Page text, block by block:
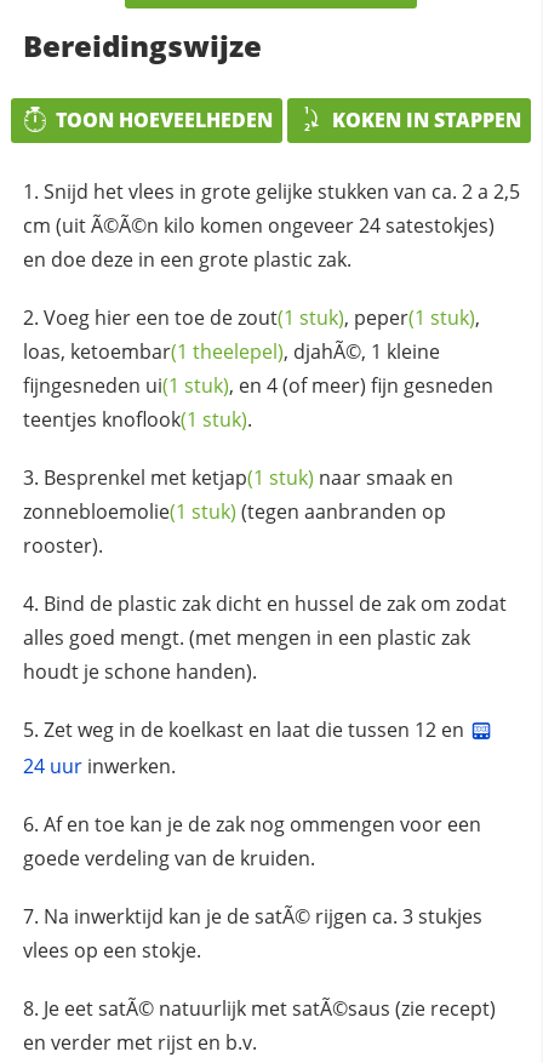
Bereidingswijze
TOON HOEVEELHEDEN KOKEN IN STAPPEN
Snijd het vlees in grote gelijke stukken van ca. 2 a 2,5
cm (uit Ã©Ã©n kilo komen ongeveer 24 satestokjes)
en doe deze in een grote plastic zak.
Voeg hier een toe dezout(1 stuk), peper(1 stuk),
loas, ketoembar(1 theelepel), djahÃ©, 1 kleine
fijngesneden ui(1 stuk), en 4 (of meer) fijn gesneden
teentjes knoflook(1 stuk).
Besprenkel met ketjap(1 stuk) naar smaak en
zonnebloemolie(1 stuk) (tegen aanbranden op
rooster).
Bind de plastic zak dicht en hussel de zak om zodat
alles goed mengt. (met mengen in een plastic zak
houdt je schone handen).
Zet weg in de koelkast en laat die tussen 12 en
24 uurinwerken.
Af en toe kan je de zak nog ommengen voor een
goede verdeling van de kruiden.
Na inwerktijd kan je de satÃ© rijgen ca. 3 stukjes
vlees op een stokje.
Je eet satÃ© natuurlijk met satÃ©saus (zie recept)
en verder met rijst en b.v.